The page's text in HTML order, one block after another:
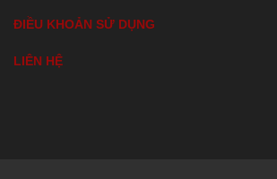
ĐIỀU KHOẢN SỬ DỤNG
LIÊN HỆ